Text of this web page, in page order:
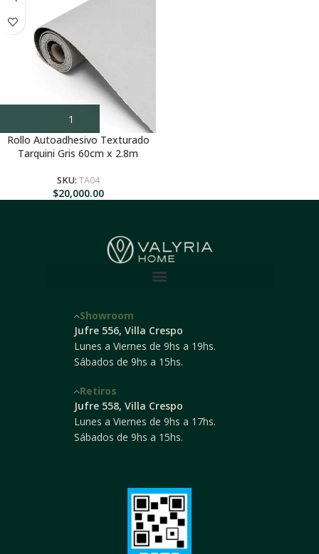
Rollo Autoadhesivo Texturado
Tarquini Gris 60cm x 2.8m
SKU: TA04
$20,000.00
Showroom
Jufre 556, Villa Crespo
Lunes a Viernes de 9hs a 19hs.
Sábados de 9hs a 15hs.
Retiros
Jufre 558, Villa Crespo
Lunes a Viernes de 9hs a 17hs.
Sábados de 9hs a 15hs.